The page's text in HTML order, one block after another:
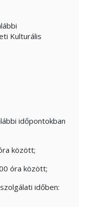
Kulturális
időpontokban
között;
óra között;
időben: